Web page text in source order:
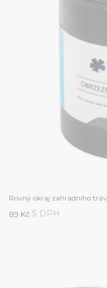
Rovný okraj zahradního
89 Kč S DPH